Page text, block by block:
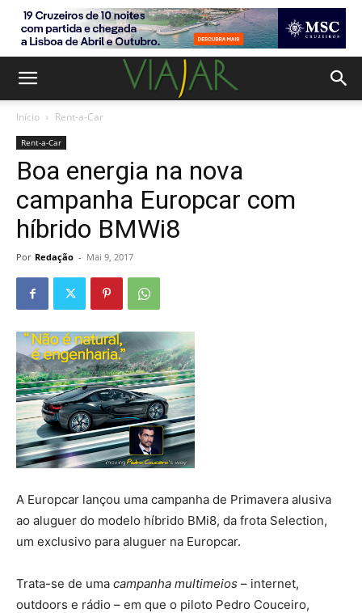
Início Rent-a-Car
Rent-a-Car
Boa energia na nova
campanha Europcar com
híbrido BMWi8
Por Redação - Mai 9, 2017
A Europcar lançou uma campanha de Primavera alusiva
ao aluguer do modelo híbrido BMi8, da frota Selection,
um exclusivo para aluguer na Europcar.
Trata-se de uma campanha multimeios – internet,
outdoors e rádio – em que o piloto Pedro Couceiro,